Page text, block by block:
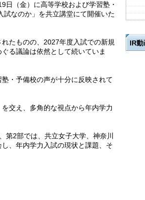
日（金）に高等学校および学習塾・
なのか」を共立講堂にて開催いた
たものの、2027年度入試での新規
る議論は依然として続いていま
・予備校の声が十分に反映されて
交え、多角的な視点から年内学力
第2部では、共立女子大学、神奈川
、年内学力入試の現状と課題、そ
IR動